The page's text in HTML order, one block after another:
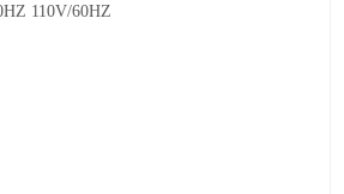
110V/60HZ